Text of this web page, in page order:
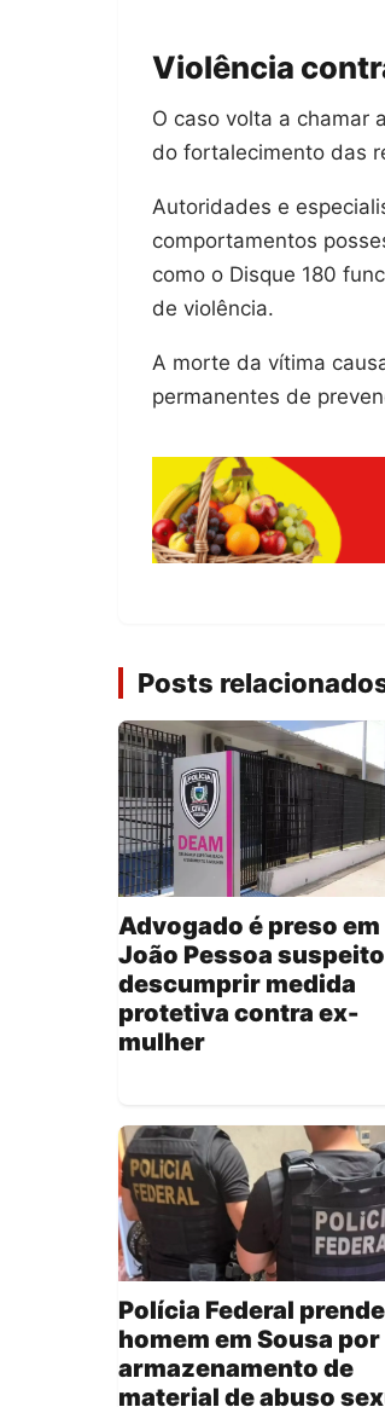
Violência
O caso volta a chamar
do fortalecimento das
Autoridades e
comportamentos
como o Disque 180
de violência.
A morte da vítima
permanentes de
Posts
Advogado é preso em
João Pessoa
descumprir medida
protetiva contra ex-
mulher
Polícia Federal prende
homem em Sousa por
armazenamento de
material de abuso